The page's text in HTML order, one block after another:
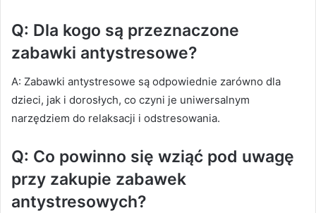
Q: Dla kogo są przeznaczone
zabawki antystresowe?
A: Zabawki antystresowe są odpowiednie zarówno dla
dzieci, jak i dorosłych, co czyni je uniwersalnym
narzędziem do relaksacji i odstresowania.
Q: Co powinno się wziąć pod uwagę
przy zakupie zabawek
antystresowych?